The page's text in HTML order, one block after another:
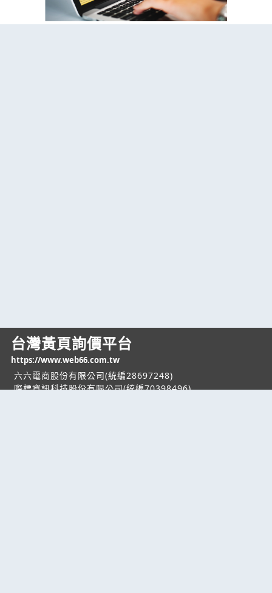
台灣黃頁詢價平台
https://www.web66.com.tw
六六電商股份有限公司(統編28697248)
際標資訊科技股份有限公司(統編70398496)